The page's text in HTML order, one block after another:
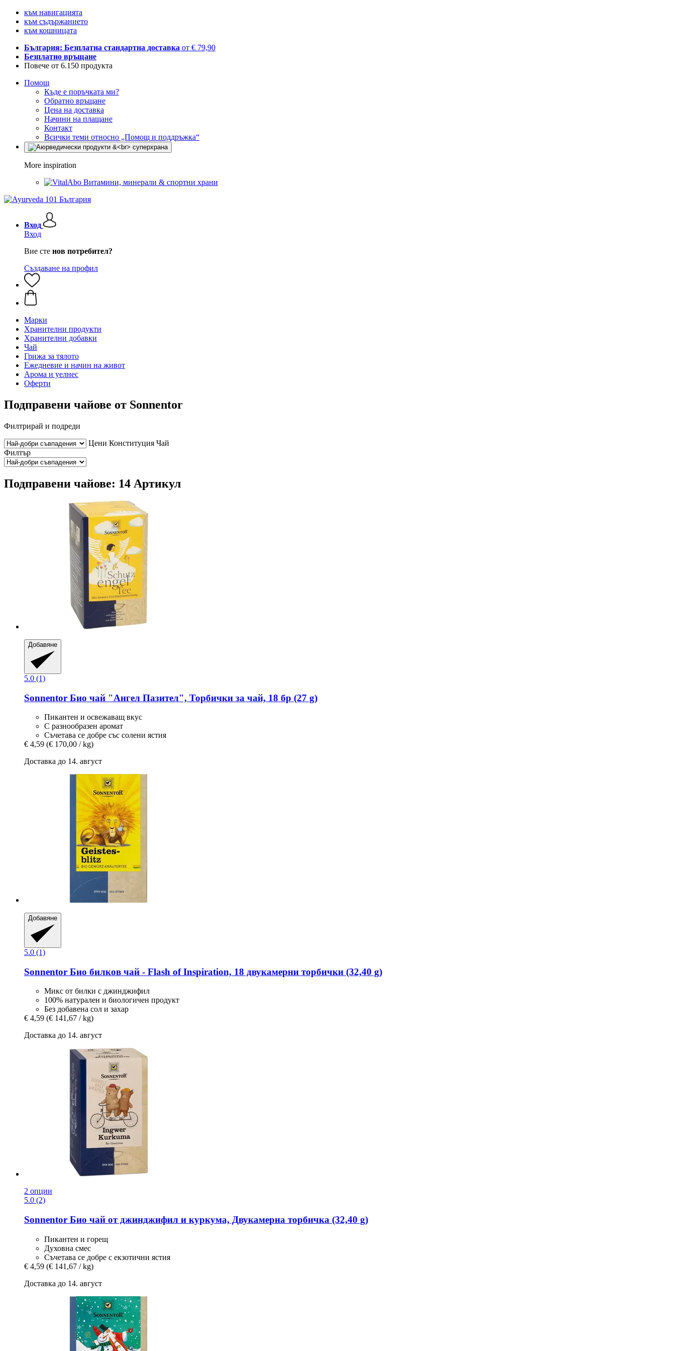
към навигацията
към съдържанието
към кошницата
България: Безплатна стандартна доставка от € 79,90
Безплатно връщане
Повече от 6.150 продукта
Помощ
Къде е поръчката ми?
Обратно връщане
Цена на доставка
Начини на плащане
Контакт
Всички теми относно „Помощ и поддръжка“
More inspiration
Витамини, минерали & спортни храни
Вход
Вход
Вие сте нов потребител?
Създаване на профил
Марки
Хранителни продукти
Хранителни добавки
Чай
Грижа за тялото
Ежедневие и начин на живот
Арома и уелнес
Оферти
Подправени чайове от Sonnentor
Филтрирай и подреди
Цени Конституция Чай
Филтър
Подправени чайове: 14 Артикул
Добавяне
5.0 (1)
Sonnentor Био чай "Ангел Пазител", Торбички за чай, 18 бр (27 g)
Пикантен и освежаващ вкус
С разнообразен аромат
Съчетава се добре със солени ястия
€ 4,59 (€ 170,00 / kg)
Доставка до 14. август
Добавяне
5.0 (1)
Sonnentor Био билков чай -​ Flash of Inspiration, 18 двукамерни торбички (32,40 g)
Микс от билки с джинджифил
100% натурален и биологичен продукт
Без добавена сол и захар
€ 4,59 (€ 141,67 / kg)
Доставка до 14. август
2 опции
5.0 (2)
Sonnentor Био чай от джинджифил и куркума, Двукамерна торбичка (32,40 g)
Пикантен и горещ
Духовна смес
Съчетава се добре с екзотични ястия
€ 4,59 (€ 141,67 / kg)
Доставка до 14. август